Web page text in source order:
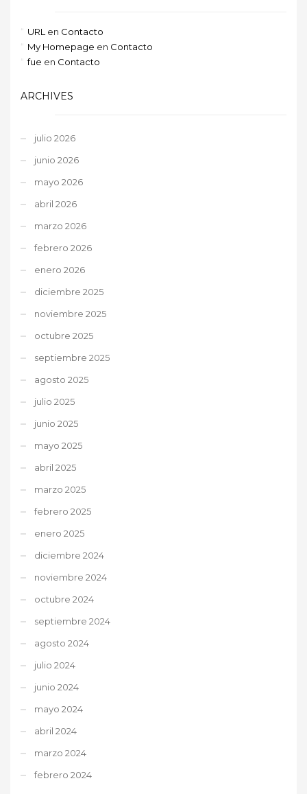
URL en Contacto
My Homepage en Contacto
fue en Contacto
ARCHIVES
julio 2026
junio 2026
mayo 2026
abril 2026
marzo 2026
febrero 2026
enero 2026
diciembre 2025
noviembre 2025
octubre 2025
septiembre 2025
agosto 2025
julio 2025
junio 2025
mayo 2025
abril 2025
marzo 2025
febrero 2025
enero 2025
diciembre 2024
noviembre 2024
octubre 2024
septiembre 2024
agosto 2024
julio 2024
junio 2024
mayo 2024
abril 2024
marzo 2024
febrero 2024